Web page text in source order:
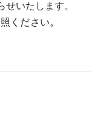
いたします。
ください。